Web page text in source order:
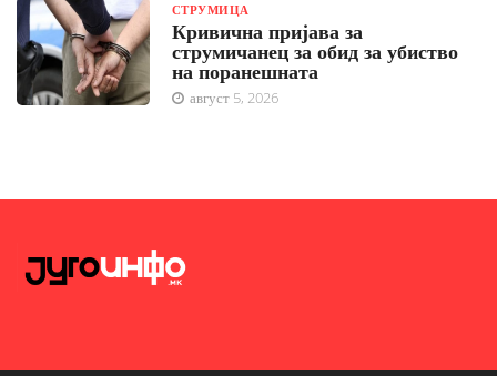
СТРУМИЦА
Кривична пријава за
струмичанец за обид за убиство
на поранешната
август 5, 2026